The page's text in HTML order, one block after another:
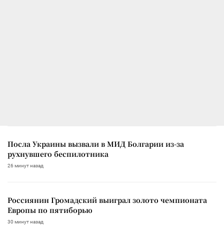
Посла Украины вызвали в МИД Болгарии из-за
рухнувшего беспилотника
26 минут назад
Россиянин Громадский выиграл золото чемпионата
Европы по пятиборью
30 минут назад